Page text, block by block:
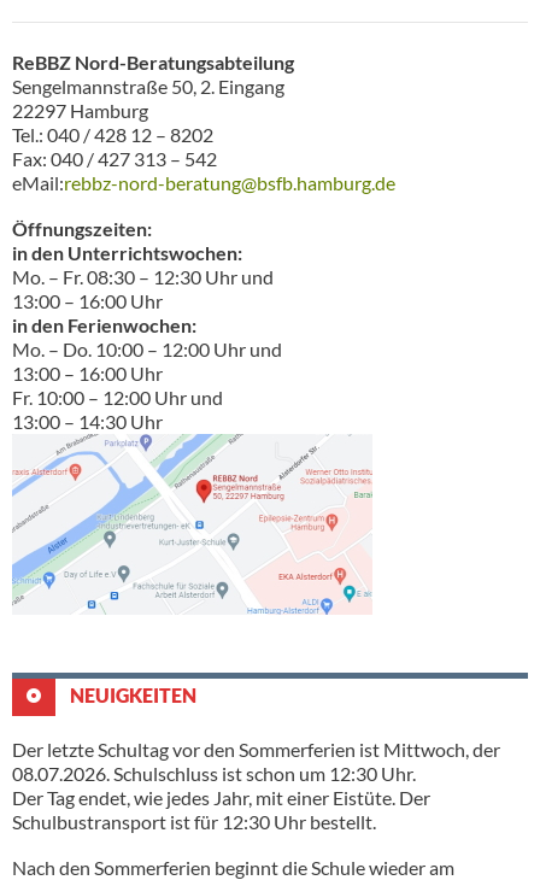
ReBBZ Nord-Beratungsabteilung
Sengelmannstraße 50, 2. Eingang
22297 Hamburg
Tel.: 040 / 428 12 – 8202
Fax: 040 / 427 313 – 542
eMail:rebbz-nord-beratung@bsfb.hamburg.de
Öffnungszeiten:
in den Unterrichtswochen:
Mo. – Fr. 08:30 – 12:30 Uhr und
13:00 – 16:00 Uhr
in den Ferienwochen:
Mo. – Do. 10:00 – 12:00 Uhr und
13:00 – 16:00 Uhr
Fr. 10:00 – 12:00 Uhr und
13:00 – 14:30 Uhr
NEUIGKEITEN
Der letzte Schultag vor den Sommerferien ist Mittwoch, der
08.07.2026. Schulschluss ist schon um 12:30 Uhr.
Der Tag endet, wie jedes Jahr, mit einer Eistüte. Der
Schulbustransport ist für 12:30 Uhr bestellt.
Nach den Sommerferien beginnt die Schule wieder am